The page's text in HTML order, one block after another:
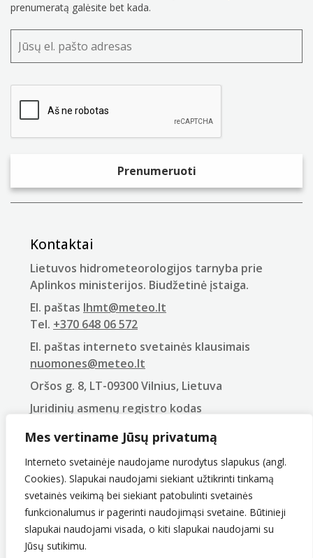
Mes vertiname Jūsų privatumą
Interneto svetainėje naudojame nurodytus slapukus (angl.
Cookies). Slapukai naudojami siekiant užtikrinti tinkamą
svetainės veikimą bei siekiant patobulinti svetainės
funkcionalumus ir pagerinti naudojimąsi svetaine. Būtinieji
slapukai naudojami visada, o kiti slapukai naudojami su
Jūsų sutikimu.
prenumeratą galėsite bet kada.
Kontaktai
Lietuvos hidrometeorologijos tarnyba prie
Aplinkos ministerijos. Biudžetinė įstaiga.
El. paštas lhmt@meteo.lt
Tel. +370 648 06 572
El. paštas interneto svetainės klausimais
nuomones@meteo.lt
Oršos g. 8, LT-09300 Vilnius, Lietuva
Juridinių asmenų registro kodas
PVM mokėtojo kodas
LT907432416